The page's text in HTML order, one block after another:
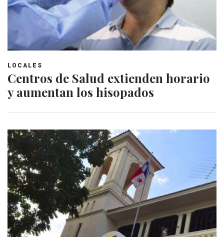
LOCALES
Centros de Salud extienden horario
y aumentan los hisopados